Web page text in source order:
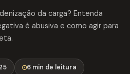
da carga? Entenda
é abusiva e como agir para
6 min de leitura